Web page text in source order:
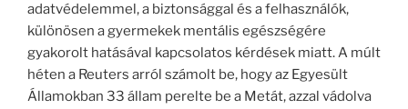
adatvédelemmel, a biztonsággal és a felhasználók,
különösen a gyermekek mentális egészségére
gyakorolt hatásával kapcsolatos kérdések miatt. A múlt
héten a Reuters arról számolt be, hogy az Egyesült
Államokban 33 állam perelte be a Metát, azzal vádolva